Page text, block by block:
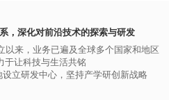
，深化对前沿技术的探索与研发
以来，业务已遍及全球多个国家和地区
于让科技与生活共铭
立研发中心，坚持产学研创新战略